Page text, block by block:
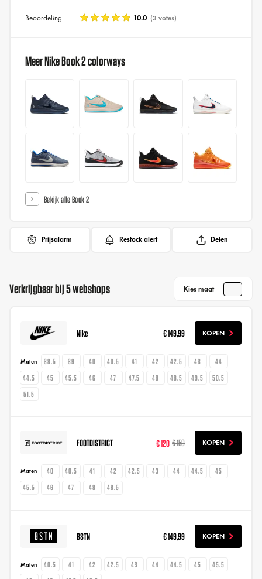
Beoordeling 10.0 (3 votes)
Meer Nike Book 2 colorways
Bekijk alle Book 2
Prijsalarm Restock alert Delen
Verkrijgbaar bij 5 webshops Kies maat
Nike € 149,99 KOPEN
Maten 38.5 39 40 40.5 41 42 42.5 43
44
44.5
45 45.5 46 47 47.5 48 48.5 49.5
50.5
51.5
FOOTDISTRICT € 120 € 150 KOPEN
Maten 40 40.5 41 42 42.5 43 44 44.5
45
45.5
46 47 48 48.5
BSTN € 149,99 KOPEN
Maten 40.5 41 42 42.5 43 44 44.5 45
45.5